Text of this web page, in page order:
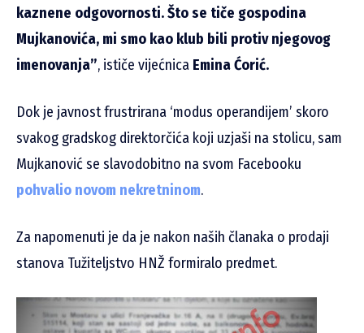
kaznene odgovornosti. Što se tiče gospodina
Mujkanovića, mi smo kao klub bili protiv njegovog
imenovanja”, ističe vijećnica Emina Ćorić.
Dok je javnost frustrirana ‘modus operandijem’ skoro
svakog gradskog direktorčića koji uzjaši na stolicu, sam
Mujkanović se slavodobitno na svom Facebooku
pohvalio novom nekretninom.
Za napomenuti je da je nakon naših članaka o prodaji
stanova Tužiteljstvo HNŽ formiralo predmet.